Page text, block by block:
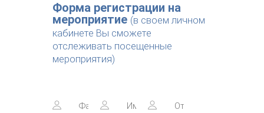
Форма регистрации на
мероприятие (в своем личном
кабинете Вы сможете
отслеживать посещенные
мероприятия)